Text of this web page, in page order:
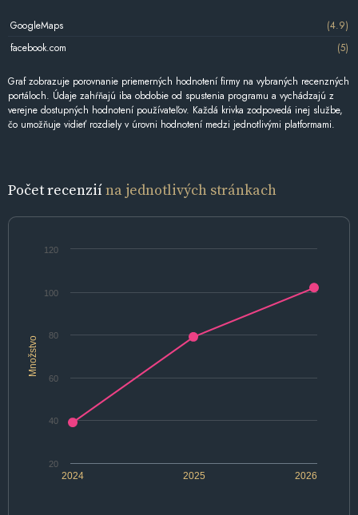
GoogleMaps
(4.9)
facebook.com
(5)
Graf zobrazuje porovnanie priemerných hodnotení firmy na vybraných recenzných
portáloch. Údaje zahŕňajú iba obdobie od spustenia programu a vychádzajú z
verejne dostupných hodnotení používateľov. Každá krivka zodpovedá inej službe,
čo umožňuje vidieť rozdiely v úrovni hodnotení medzi jednotlivými platformami.
Počet recenziína jednotlivých stránkach
Množstvo
2024 2025 2026
40
60
80
100
20
120